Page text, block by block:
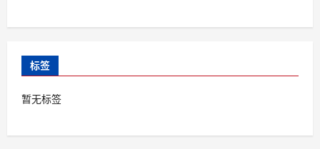
标签
暂无标签